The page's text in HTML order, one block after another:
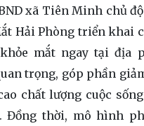
xã Tiên Minh chủ
Hải Phòng triển khai
mắt ngay tại địa
trọng, góp phần
chất lượng cuộc
Đồng thời, mô hình